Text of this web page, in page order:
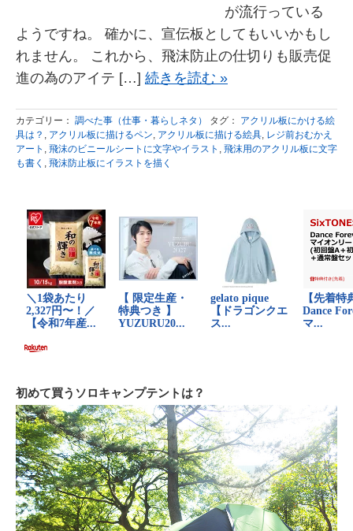
が流行っている
ようですね。 確かに、宣伝板としてもいいかもし
れません。 これから、飛沫防止の仕切りも販売促
進の為のアイテ […] 続きを読む »
カテゴリー： 調べた事（仕事・暮らしネタ） タグ： アクリル板にかける絵
具は？ , アクリル板に描けるペン, アクリル板に描ける絵具, レジ前おむかえ
アート , 飛沫のビニールシートに文字やイラスト , 飛沫用のアクリル板に文字
も書く , 飛沫防止板にイラストを描く
初めて買うソロキャンプテントは？